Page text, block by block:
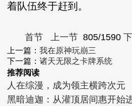
着队伍终于赶到。
首节 上一节 805/1590
上一篇：我在原神玩崩三
下一篇：诸天无限之卡牌系统
推荐阅读
人在综漫，成为领主横跨次元
黑暗迪迦：从灌顶居间惠开始